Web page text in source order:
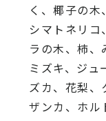
く、椰子の木
シマトネリコ
ラの木、柿、
ミズキ、ジュ
ズカ、花梨、
ザンカ、ホル